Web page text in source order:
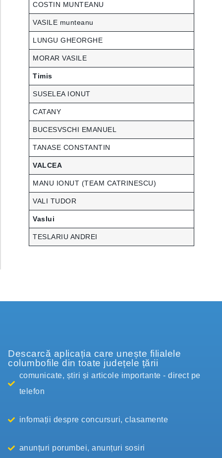
COSTIN MUNTEANU
VASILE munteanu
LUNGU GHEORGHE
MORAR VASILE
Timis
SUSELEA IONUT
CATANY
BUCESVSCHI EMANUEL
TANASE CONSTANTIN
VALCEA
MANU IONUT (TEAM CATRINESCU)
VALI TUDOR
Vaslui
TESLARIU ANDREI
Descarcă aplicația care unește filialele
columbofile din toate județele țării
comunicate, știri și articole importante - direct pe
telefon
infomații despre concursuri, clasamente
anunțuri porumbei, anunțuri sosiri